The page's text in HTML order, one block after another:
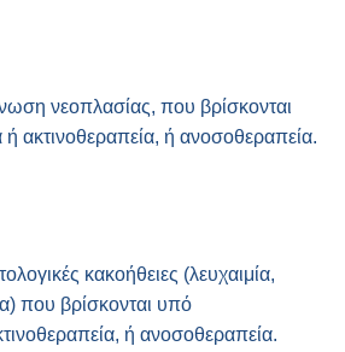
νεοπλασίας, που βρίσκονται
ακτινοθεραπεία, ή ανοσοθεραπεία.
κακοήθειες (λευχαιμία,
που βρίσκονται υπό
ή ανοσοθεραπεία.